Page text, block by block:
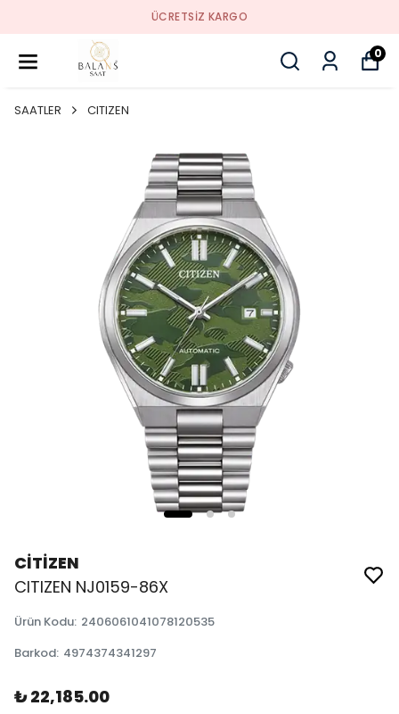
0
SAATLER CITIZEN
CİTİZEN
CITIZEN NJ0159-86X
Ürün Kodu: 2406061041078120535
Barkod: 4974374341297
₺ 22,185.00